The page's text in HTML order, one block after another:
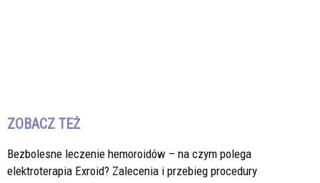
ZOBACZ TEŻ
Bezbolesne leczenie hemoroidów – na czym polega
elektroterapia Exroid? Zalecenia i przebieg procedury